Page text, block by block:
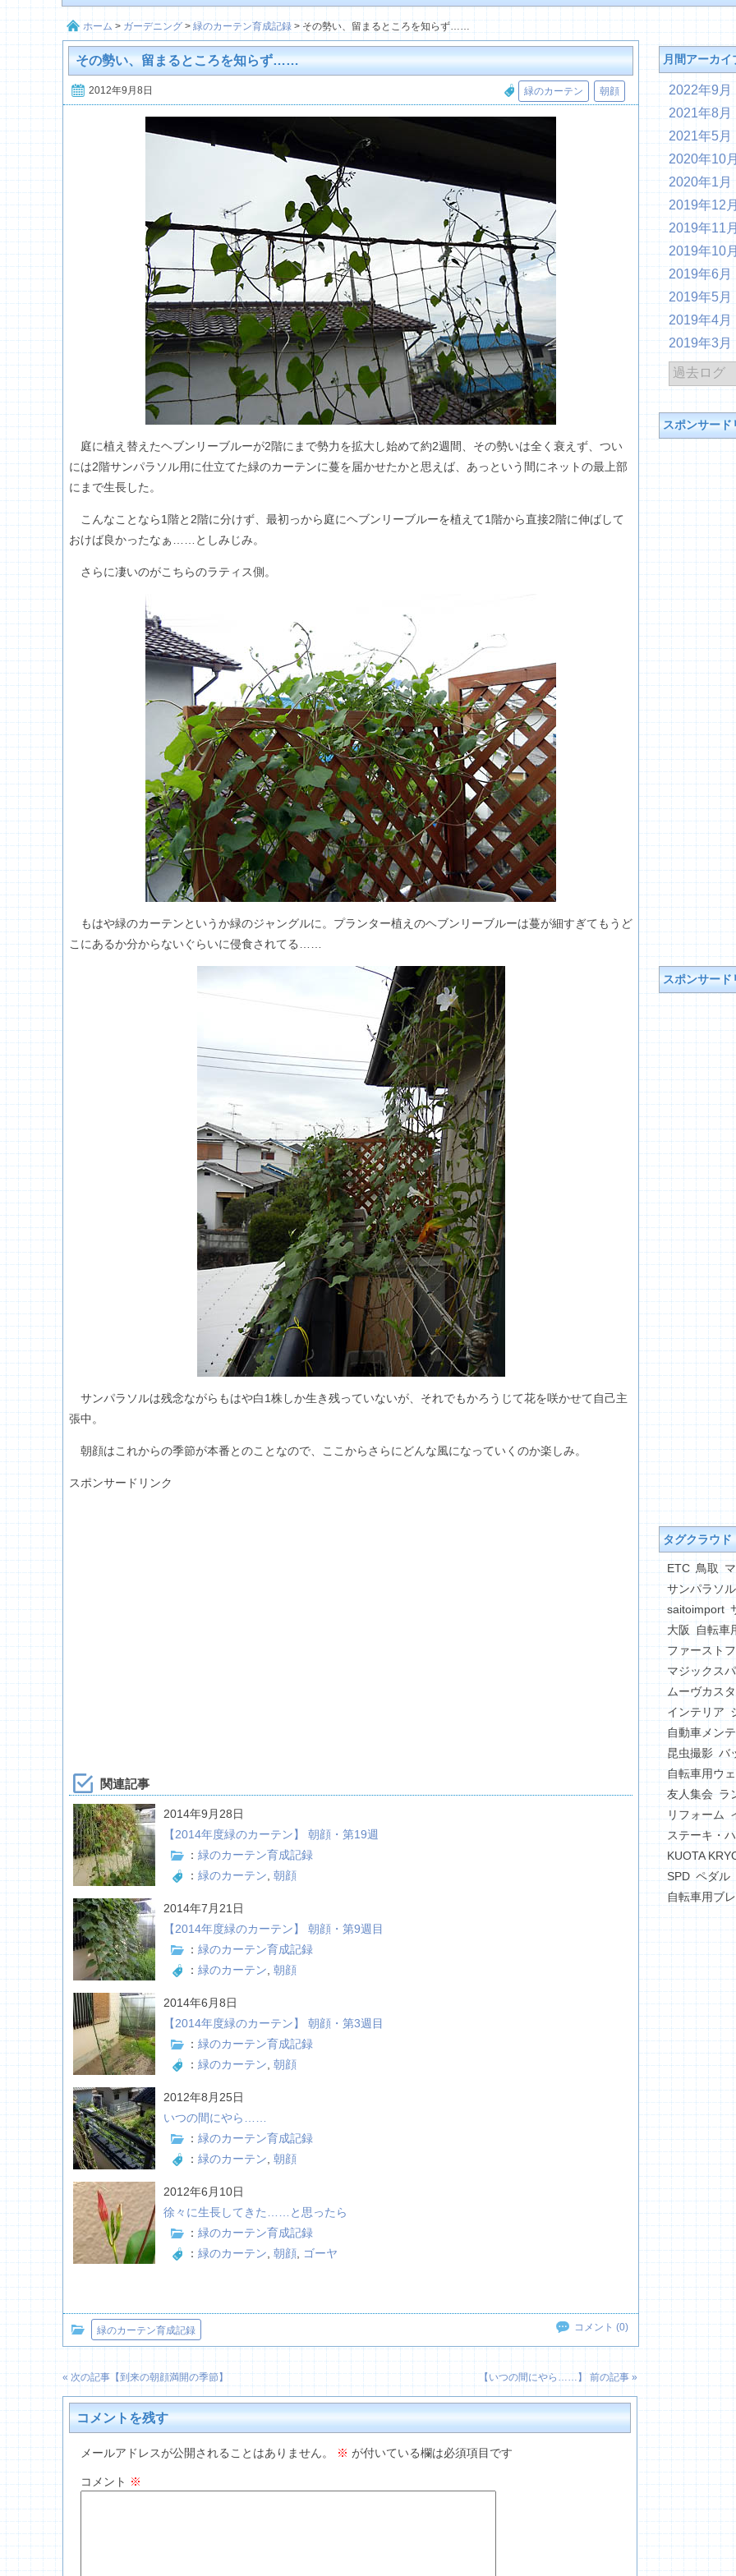
ホーム > ガーデニング >緑のカーテン育成記録 > その勢い、留まるところを知らず……
その勢い、留まるところを知らず……
2012年9月8日 緑のカーテン 朝顔
庭に植え替えたヘブンリーブルーが2階にまで勢力を拡大し始めて約2週間、その勢いは全く衰えず、つい
には2階サンパラソル用に仕立てた緑のカーテンに蔓を届かせたかと思えば、あっという間にネットの最上部
にまで生長した。
こんなことなら1階と2階に分けず、最初っから庭にヘブンリーブルーを植えて1階から直接2階に伸ばして
おけば良かったなぁ……としみじみ。
さらに凄いのがこちらのラティス側。
もはや緑のカーテンというか緑のジャングルに。プランター植えのヘブンリーブルーは蔓が細すぎてもうど
こにあるか分からないぐらいに侵食されてる……
サンパラソルは残念ながらもはや白1株しか生き残っていないが、それでもかろうじて花を咲かせて自己主
張中。
朝顔はこれからの季節が本番とのことなので、ここからさらにどんな風になっていくのか楽しみ。
スポンサードリンク
関連記事
2014年9月28日
【2014年度緑のカーテン】 朝顔・第19週
： 緑のカーテン育成記録
： 緑のカーテン, 朝顔
2014年7月21日
【2014年度緑のカーテン】 朝顔・第9週目
： 緑のカーテン育成記録
： 緑のカーテン, 朝顔
2014年6月8日
【2014年度緑のカーテン】 朝顔・第3週目
： 緑のカーテン育成記録
： 緑のカーテン, 朝顔
2012年8月25日
いつの間にやら……
： 緑のカーテン育成記録
： 緑のカーテン, 朝顔
2012年6月10日
徐々に生長してきた……と思ったら
： 緑のカーテン育成記録
： 緑のカーテン, 朝顔, ゴーヤ
緑のカーテン育成記録 コメント (0)
« 次の記事【到来の朝顔満開の季節】 【 いつの間にやら…… 】 前の記事 »
コメントを残す
メールアドレスが公開されることはありません。 ※ が付いている欄は必須項目です
コメント ※
月間アーカイ
2022年9月
2021年8月
2021年5月
2020年10
2020年1月
2019年12
2019年11
2019年10
2019年6月
2019年5月
2019年4月
2019年3月
スポンサード
スポンサード
タグクラウド
ETC 鳥取
サンパラソル
saitoimport
大阪
自転車
ファースト
マジックス
ムーヴカス
インテリア
自動車メン
昆虫撮影 バ
自転車用ウ
友人集会 ラ
リフォーム
ステーキ・
KUOTA
SPD ペダル
自転車用ブ